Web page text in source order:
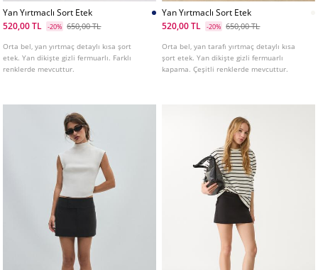
Yan Yırtmaclı Sort Etek
520,00 TL
-20% 650,00 TL
Orta bel, yan yırtmaç detaylı kısa şort
etek. Yan dikişte gizli fermuarlı. Farklı
renklerde mevcuttur.
Yan Yırtmaclı Sort Etek
520,00 TL
-20% 650,00 TL
Orta bel, yan tarafı yırtmaç detaylı kısa
şort etek. Yan dikişte gizli fermuarlı
kapama. Çeşitli renklerde mevcuttur.